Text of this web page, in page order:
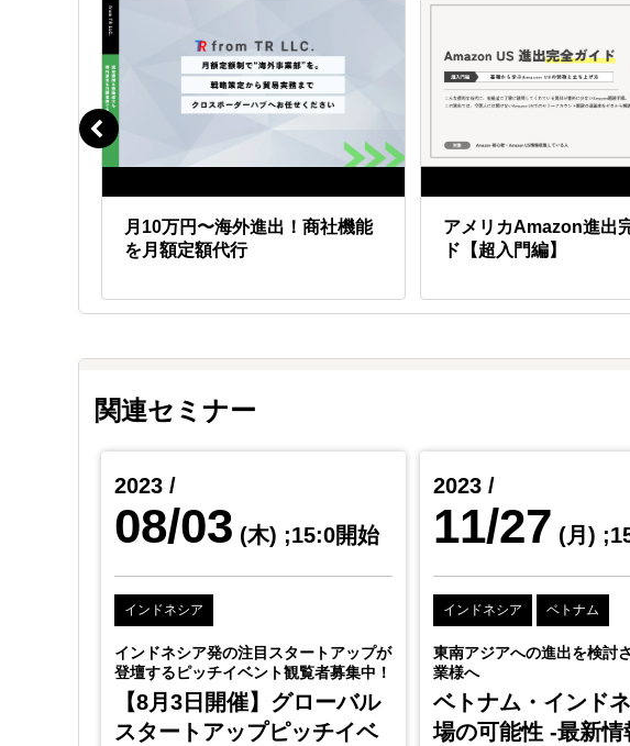
そこで、弊社の各国出身のメンバーと日本人の混成
①調査内容及び稼働方法の要件定義
②候補先企業のリストアップ
③候補先企業への複数チャネルを活用したコンタクト
④ヒアリングを通じた候補先企業の情報収集
⑤随時情報共有及び最終報告書の納品
【アウトカム】
月10万円〜海外進出！商社機能
を月額定額代行
アメリカAmazon進出
ド【超入門編】
関連セミナー
2023 /
08/03 (木) ;15:0開始
インドネシア
インドネシア発の注目スタートアップが
登壇するピッチイベント観覧者募集中！
【8月3日開催】グローバル
スタートアップピッチイベ
2023 /
11/27 (月)
インドネシア ベトナム
東南アジアへの進出を検討
業様へ
ベトナム・インド
場の可能性 -最新情